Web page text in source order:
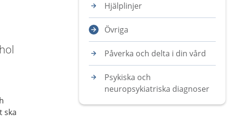
ska
Hjälplinjer
Övriga
Påverka och delta i din vård
Psykiska och
neuropsykiatriska diagnoser